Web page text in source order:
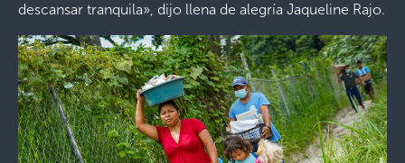
descansar tranquila», dijo llena de alegría Jaqueline Rajo.